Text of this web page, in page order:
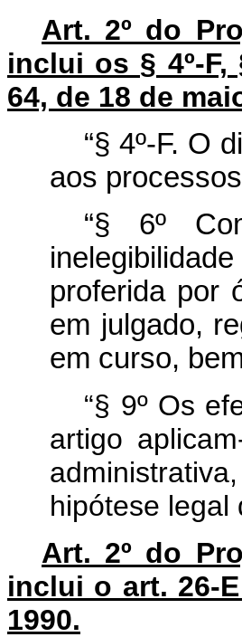
Art. 2º do
inclui os § 4º-F,
64, de 18 de
“§ 4º-F. O
aos
“§ 6º
proferida por
em julgado,
em curso,
“§ 9º Os
artigo
hipótese legal
Art. 2º do
inclui o art. 26-
1990.